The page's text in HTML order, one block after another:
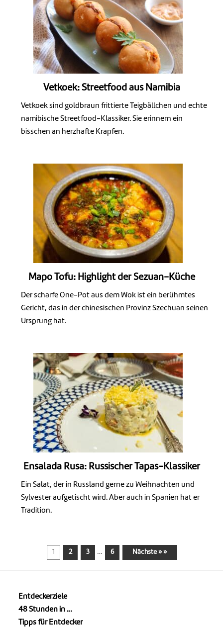
Vetkoek: Streetfood aus Namibia
Vetkoek sind goldbraun frittierte Teigbällchen und echte
namibische Streetfood-Klassiker. Sie erinnern ein
bisschen an herzhafte Krapfen.
Mapo Tofu: Highlight der Sezuan-Küche
Der scharfe One-Pot aus dem Wok ist ein berühmtes
Gericht, das in der chinesischen Provinz Szechuan seinen
Ursprung hat.
Ensalada Rusa: Russischer Tapas-Klassiker
Ein Salat, der in Russland gerne zu Weihnachten und
Sylvester aufgetischt wird. Aber auch in Spanien hat er
Tradition.
1 2 3 … 6 Nächste » »
Entdeckerziele
48 Stunden in …
Tipps für Entdecker